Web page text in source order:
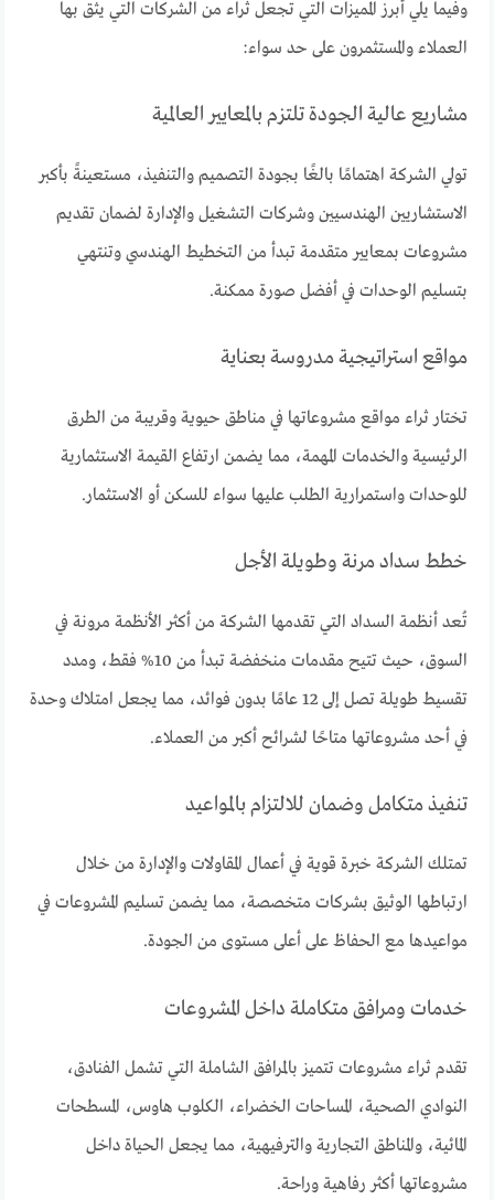
وفيما يلي أبرز المميزات التي تجعل ثراء من الشركات التي يثق بها
العملاء والمستثمرون على حد سواء:
مشاريع عالية الجودة تلتزم بالمعايير العالمية
تولي الشركة اهتمامًا بالغًا بجودة التصميم والتنفيذ، مستعينةً بأكبر
الاستشاريين الهندسيين وشركات التشغيل والإدارة لضمان تقديم
مشروعات بمعايير متقدمة تبدأ من التخطيط الهندسي وتنتهي
بتسليم الوحدات في أفضل صورة ممكنة.
مواقع استراتيجية مدروسة بعناية
تختار ثراء مواقع مشروعاتها في مناطق حيوية وقريبة من الطرق
الرئيسية والخدمات المهمة، مما يضمن ارتفاع القيمة الاستثمارية
للوحدات واستمرارية الطلب عليها سواء للسكن أو الاستثمار.
خطط سداد مرنة وطويلة الأجل
تُعد أنظمة السداد التي تقدمها الشركة من أكثر الأنظمة مرونة في
السوق، حيث تتيح مقدمات منخفضة تبدأ من 10% فقط، ومدد
تقسيط طويلة تصل إلى 12 عامًا بدون فوائد، مما يجعل امتلاك وحدة
في أحد مشروعاتها متاحًا لشرائح أكبر من العملاء.
تنفيذ متكامل وضمان للالتزام بالمواعيد
تمتلك الشركة خبرة قوية في أعمال المقاولات والإدارة من خلال
ارتباطها الوثيق بشركات متخصصة، مما يضمن تسليم المشروعات في
مواعيدها مع الحفاظ على أعلى مستوى من الجودة.
خدمات ومرافق متكاملة داخل المشروعات
تقدم ثراء مشروعات تتميز بالمرافق الشاملة التي تشمل الفنادق،
النوادي الصحية، المساحات الخضراء، الكلوب هاوس، المسطحات
المائية، والمناطق التجارية والترفيهية، مما يجعل الحياة داخل
مشروعاتها أكثر رفاهية وراحة.